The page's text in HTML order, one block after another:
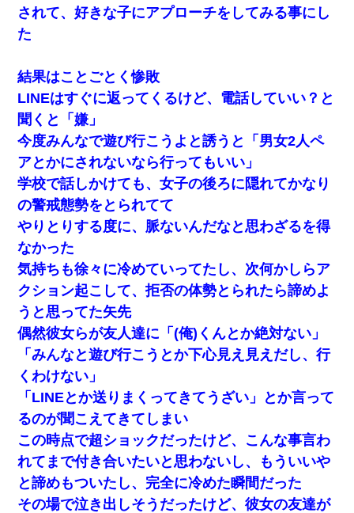
されて、好きな子にアプローチをしてみる事にし
た
結果はことごとく惨敗
LINEはすぐに返ってくるけど、電話していい？と
聞くと「嫌」
今度みんなで遊び行こうよと誘うと「男女2人ペ
アとかにされないなら行ってもいい」
学校で話しかけても、女子の後ろに隠れてかなり
の警戒態勢をとられてて
やりとりする度に、脈ないんだなと思わざるを得
なかった
気持ちも徐々に冷めていってたし、次何かしらア
クション起こして、拒否の体勢とられたら諦めよ
うと思ってた矢先
偶然彼女らが友人達に「(俺)くんとか絶対ない」
「みんなと遊び行こうとか下心見え見えだし、行
くわけない」
「LINEとか送りまくってきてうざい」とか言って
るのが聞こえてきてしまい
この時点で超ショックだったけど、こんな事言わ
れてまで付き合いたいと思わないし、もういいや
と諦めもついたし、完全に冷めた瞬間だった
その場で泣き出しそうだったけど、彼女の友達が